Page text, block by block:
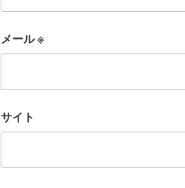
メール※
サイト